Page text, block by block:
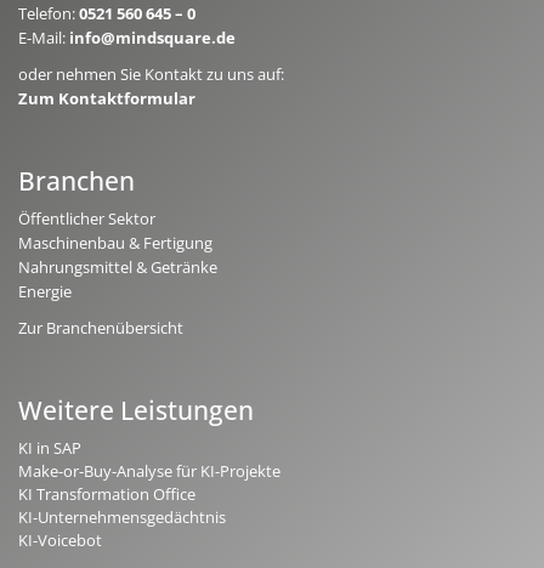
Telefon:0521 560 645 – 0
E-Mail: info@mindsquare.de
oder nehmen Sie Kontakt zu uns auf:
Zum Kontaktformular
Branchen
Öffentlicher Sektor
Maschinenbau & Fertigung
Nahrungsmittel & Getränke
Energie
Zur Branchenübersicht
Weitere Leistungen
KI in SAP
Make-or-Buy-Analyse für KI-Projekte
KI Transformation Office
KI-Unternehmensgedächtnis
KI-Voicebot